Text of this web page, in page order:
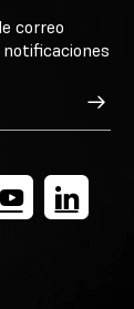
correo